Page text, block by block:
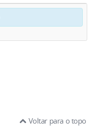
Voltar para o topo